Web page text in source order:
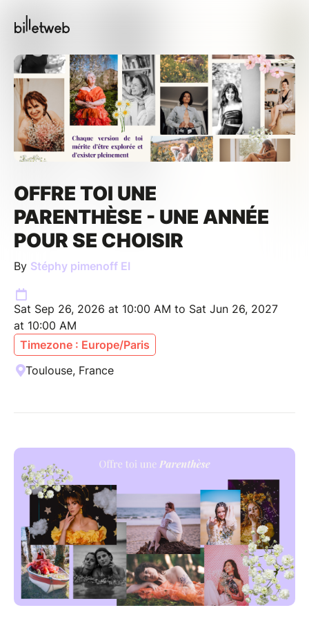
OFFRE TOI UNE
PARENTHÈSE - UNE ANNÉE
POUR SE CHOISIR
By Stéphy pimenoff EI
Sat Sep 26, 2026 at 10:00 AM to Sat Jun 26, 2027
at 10:00 AM
Timezone : Europe/Paris
Toulouse, France